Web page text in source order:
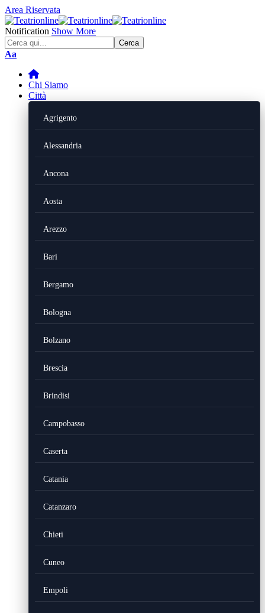
Area Riservata
Notification Show More
Font
Aa
Chi Siamo
Città
Agrigento
Alessandria
Ancona
Aosta
Arezzo
Bari
Bergamo
Bologna
Bolzano
Brescia
Brindisi
Campobasso
Caserta
Catania
Catanzaro
Chieti
Cuneo
Empoli